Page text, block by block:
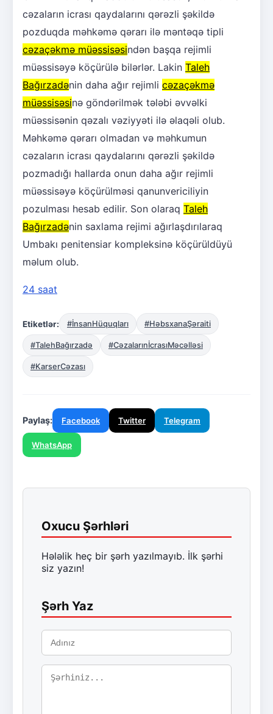
cəzaların icrası qaydalarını qərəzli şəkildə
pozduqda məhkəmə qərarı ilə məntəqə tipli
cəzaçəkmə müəssisəsindən başqa rejimli
müəssisəyə köçürülə bilərlər. Lakin Taleh
Bağırzadənin daha ağır rejimli cəzaçəkmə
müəssisəsinə göndərilmək tələbi əvvəlki
müəssisənin qəzalı vəziyyəti ilə əlaqəli olub.
Məhkəmə qərarı olmadan və məhkumun
cəzaların icrası qaydalarını qərəzli şəkildə
pozmadığı hallarda onun daha ağır rejimli
müəssisəyə köçürülməsi qanunvericiliyin
pozulması hesab edilir. Son olaraq Taleh
Bağırzadənin saxlama rejimi ağırlaşdırılaraq
Umbakı penitensiar kompleksinə köçürüldüyü
məlum olub.
24 saat
Etiketlər: #İnsanHüquqları #HəbsxanaŞəraiti
#TalehBağırzadə #CəzalarınİcrasıMəcəlləsi
#KarserCəzası
Paylaş: Facebook Twitter Telegram
WhatsApp
Oxucu Şərhləri
Hələlik heç bir şərh yazılmayıb. İlk şərhi
siz yazın!
Şərh Yaz